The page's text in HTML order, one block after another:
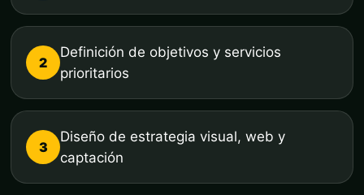
2
Definición de objetivos y servicios
prioritarios
3
Diseño de estrategia visual, web y
captación